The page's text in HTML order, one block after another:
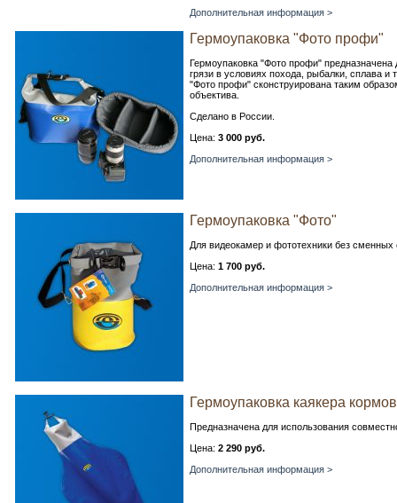
Дополнительная информация >
Гермоупаковка "Фото профи"
Гермоупаковка "Фото профи"
грязи в условиях похода, рыбалки, сплава и
"Фото профи" сконструирована таким
объектива.
Сделано в России.
Цена: 3 000 руб.
Дополнительная информация >
Гермоупаковка "Фото"
Для видеокамер и фототехники без сменных
Цена: 1 700 руб.
Дополнительная информация >
Гермоупаковка каякера
Предназначена для использования
Цена: 2 290 руб.
Дополнительная информация >